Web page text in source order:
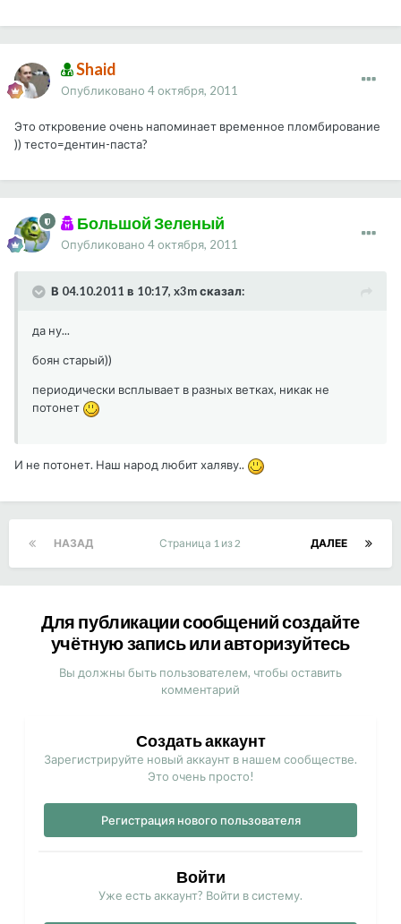
Shaid
Опубликовано 4 октября, 2011
Это откровение очень напоминает временное пломбирование
)) тесто=дентин-паста?
Большой Зеленый
Опубликовано 4 октября, 2011
В 04.10.2011 в 10:17, x3m сказал:
да ну...
боян старый))
периодически всплывает в разных ветках, никак не
потонет
И не потонет. Наш народ любит халяву..
НАЗАД ДАЛЕЕ
Страница 1 из 2
Для публикации сообщений создайте
учётную запись или авторизуйтесь
Вы должны быть пользователем, чтобы оставить
комментарий
Создать аккаунт
Зарегистрируйте новый аккаунт в нашем сообществе.
Это очень просто!
Регистрация нового пользователя
Войти
Уже есть аккаунт? Войти в систему.